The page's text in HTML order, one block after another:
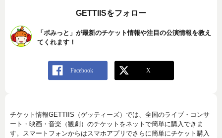
GETTIISをフォロー
「ポみっと」が最新のチケット情報や注目の公演情報を教え
てくれます！
チケット情報GETTIIS（ゲッティーズ）では、全国のライブ・コンサ
ート・映画・音楽（観劇）のチケットをネットで簡単に購入できま
す。スマートフォンからはスマホアプリでさらに簡単にチケット購入